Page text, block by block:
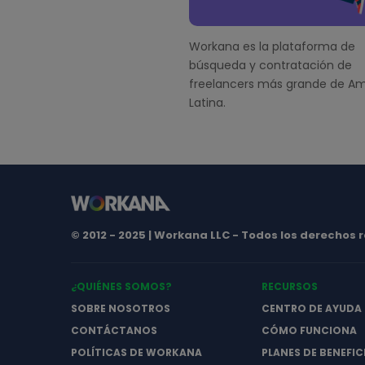
Workana es la plataforma de
búsqueda y contratación de
freelancers más grande de
Latina.
© 2012 - 2025 | Workana LLC - Todos los derechos
¿QUIÉNES SOMOS?
SOBRE NOSOTROS
CONTÁCTANOS
POLÍTICAS DE WORKANA
RECURSOS
CENTRO DE AYUDA
CÓMO FUNCIONA
PLANES DE